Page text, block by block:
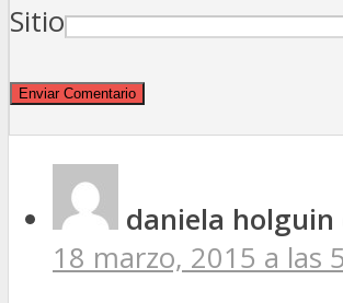
Sitio
daniela holguin
18 marzo, 2015 a las